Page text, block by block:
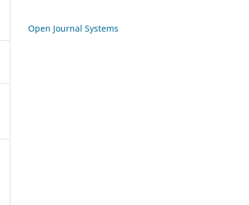
Open Journal Systems